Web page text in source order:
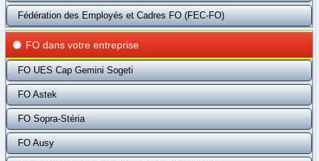
Fédération des Employés et Cadres FO (FEC-FO)
FO dans votre entreprise
FO UES Cap Gemini Sogeti
FO Astek
FO Sopra-Stéria
FO Ausy